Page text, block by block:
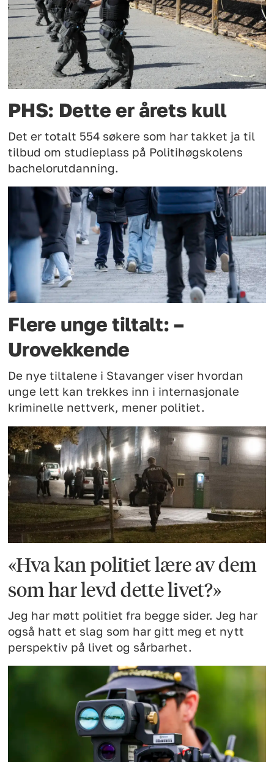
PHS: Dette er årets kull
Det er totalt 554 søkere som har takket ja til
tilbud om studieplass på Politihøgskolens
bachelorutdanning.
Flere unge tiltalt: –
Urovekkende
De nye tiltalene i Stavanger viser hvordan
unge lett kan trekkes inn i internasjonale
kriminelle nettverk, mener politiet.
«Hva kan politiet lære av dem
som har levd dette livet?»
Jeg har møtt politiet fra begge sider. Jeg har
også hatt et slag som har gitt meg et nytt
perspektiv på livet og sårbarhet.